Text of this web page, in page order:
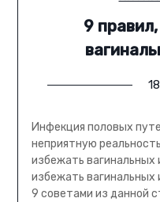
9
Инфекция половых
неприятную
избежать вагинальных
избежать вагинальных
9 советами из данной